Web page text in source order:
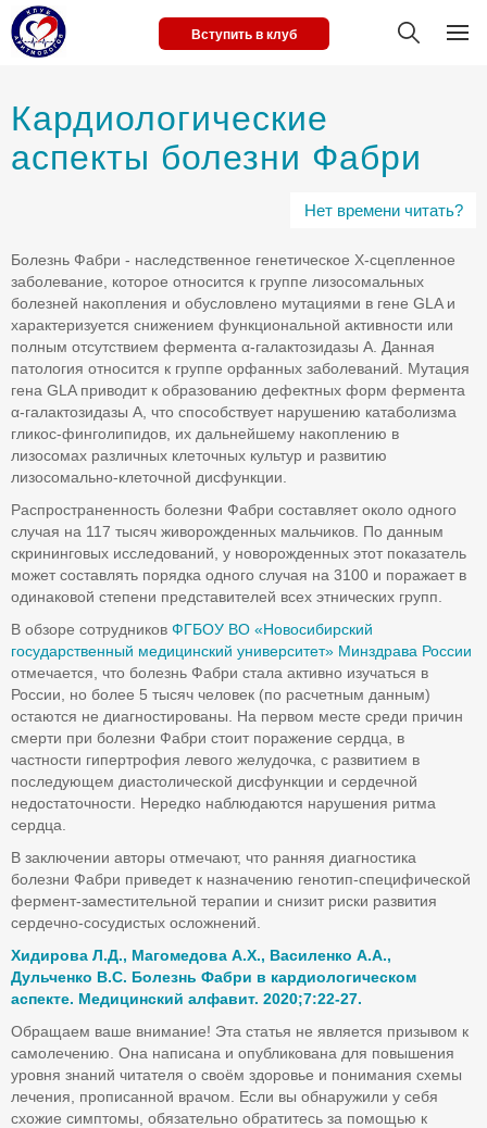
Вступить в клуб
Кардиологические
аспекты болезни Фабри
Нет времени читать?
Болезнь Фабри - наследственное генетическое X-сцепленное
заболевание, которое относится к группе лизосомальных
болезней накопления и обусловлено мутациями в гене GLA и
характеризуется снижением функциональной активности или
полным отсутствием фермента α-галактозидазы А. Данная
патология относится к группе орфанных заболеваний. Мутация
гена GLA приводит к образованию дефектных форм фермента
α-галактозидазы А, что способствует нарушению катаболизма
гликос-финголипидов, их дальнейшему накоплению в
лизосомах различных клеточных культур и развитию
лизосомально-клеточной дисфункции.
Распространенность болезни Фабри составляет около одного
случая на 117 тысяч живорожденных мальчиков. По данным
скрининговых исследований, у новорожденных этот показатель
может составлять порядка одного случая на 3100 и поражает в
одинаковой степени представителей всех этнических групп.
В обзоре сотрудников ФГБОУ ВО «Новосибирский
государственный медицинский университет» Минздрава России
отмечается, что болезнь Фабри стала активно изучаться в
России, но более 5 тысяч человек (по расчетным данным)
остаются не диагностированы. На первом месте среди причин
смерти при болезни Фабри стоит поражение сердца, в
частности гипертрофия левого желудочка, с развитием в
последующем диастолической дисфункции и сердечной
недостаточности. Нередко наблюдаются нарушения ритма
сердца.
В заключении авторы отмечают, что ранняя диагностика
болезни Фабри приведет к назначению генотип-специфической
фермент-заместительной терапии и снизит риски развития
сердечно-сосудистых осложнений.
Хидирова Л.Д., Магомедова А.Х., Василенко А.А.,
Дульченко В.С. Болезнь Фабри в кардиологическом
аспекте. Медицинский алфавит. 2020;7:22-27.
Обращаем ваше внимание! Эта статья не является призывом к
самолечению. Она написана и опубликована для повышения
уровня знаний читателя о своём здоровье и понимания схемы
лечения, прописанной врачом. Если вы обнаружили у себя
схожие симптомы, обязательно обратитесь за помощью к